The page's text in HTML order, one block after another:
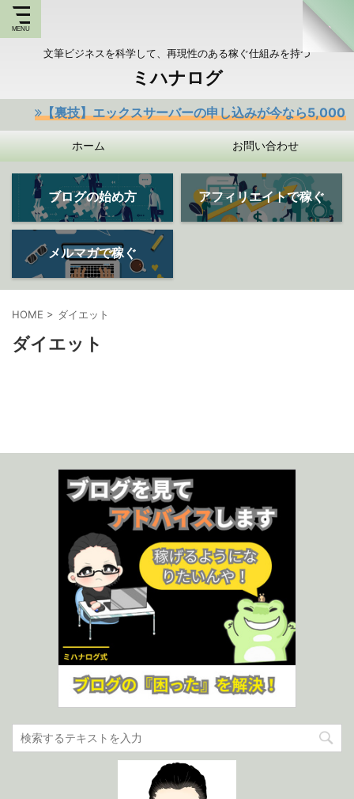
文筆ビジネスを科学して、再現性のある稼ぐ仕組みを持つ
ミハナログ
【裏技】エックスサーバーの申し込みが今なら5,000円
ホーム お問い合わせ
ブログの始め方 アフィリエイトで稼ぐ
メルマガで稼ぐ
HOME > ダイエット
ダイエット